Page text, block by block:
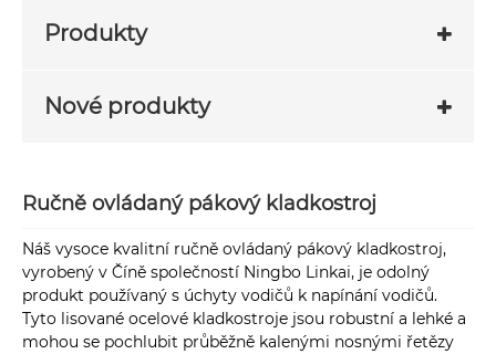
Produkty
Nové produkty
Ručně ovládaný pákový kladkostroj
Náš vysoce kvalitní ručně ovládaný pákový kladkostroj,
vyrobený v Číně společností Ningbo Linkai, je odolný
produkt používaný s úchyty vodičů k napínání vodičů.
Tyto lisované ocelové kladkostroje jsou robustní a lehké a
mohou se pochlubit průběžně kalenými nosnými řetězy